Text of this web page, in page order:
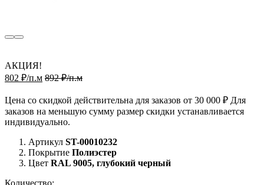
АКЦИЯ!
802 ₽/п.м 892 ₽/п.м
Цена со скидкой действительна для заказов от 30 000 ₽ Для
заказов на меньшую сумму размер скидки устанавливается
индивидуально.
Артикул ST-00010232
Покрытие Полиэстер
Цвет RAL 9005, глубокий черный
Количество: